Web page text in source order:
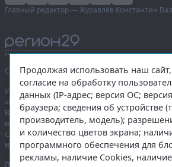
Главный редактор — Журавлёв Константин
Сетевое издание «Информационное агентство
Учредитель — общество с ограниченной
«Правда Севера».
Выписка из реестра зарегистрированных
информации:ЭЛ № ФС 77-74226от 09.11.2018
службой по надзору в сфере связи,
и массовых коммуникаций (Роскомнадзор).
Продолжая использовать наш
согласие на обработку
данных (IP-адрес; версия ОС;
браузера; сведения об устройстве
производитель, модель);
и количество цветов экрана;
программного обеспечения для
рекламы, наличие Cookies, наличие